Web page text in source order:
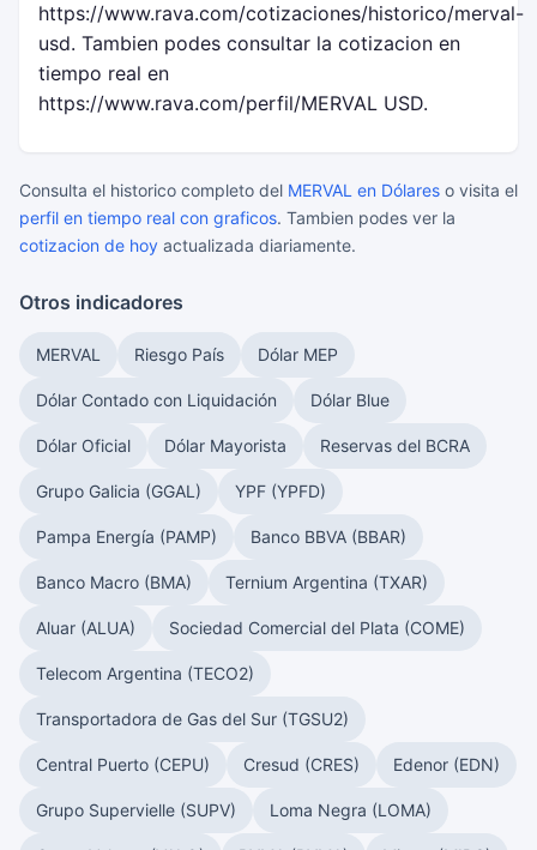
https://www.rava.com/cotizaciones/historico/merval-
usd. Tambien podes consultar la cotizacion en
tiempo real en
https://www.rava.com/perfil/MERVAL USD.
Consulta el historico completo del MERVAL en Dólares o visita el
perfil en tiempo real con graficos. Tambien podes ver la
cotizacion de hoy actualizada diariamente.
Otros indicadores
MERVAL Riesgo País Dólar MEP
Dólar Contado con Liquidación Dólar Blue
Dólar Oficial Dólar Mayorista Reservas del BCRA
Grupo Galicia (GGAL) YPF (YPFD)
Pampa Energía (PAMP) Banco BBVA (BBAR)
Banco Macro (BMA) Ternium Argentina (TXAR)
Aluar (ALUA) Sociedad Comercial del Plata (COME)
Telecom Argentina (TECO2)
Transportadora de Gas del Sur (TGSU2)
Central Puerto (CEPU) Cresud (CRES) Edenor (EDN)
Grupo Supervielle (SUPV) Loma Negra (LOMA)